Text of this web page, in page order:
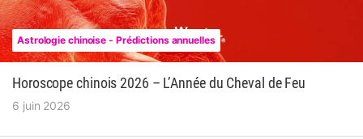
Astrologie chinoise - Prédictions annuelles
Horoscope chinois 2026 – L’Année du Cheval de Feu
6 juin 2026